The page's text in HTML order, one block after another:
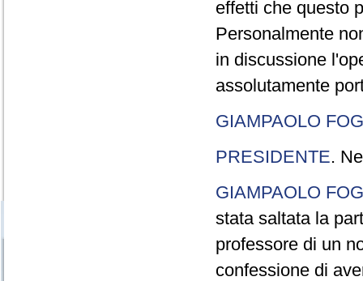
effetti che questo
Personalmente
in discussione
assolutamente
GIAMPAOLO
PRESIDENTE.
GIAMPAOLO
stata saltata la
professore di un
confessione di